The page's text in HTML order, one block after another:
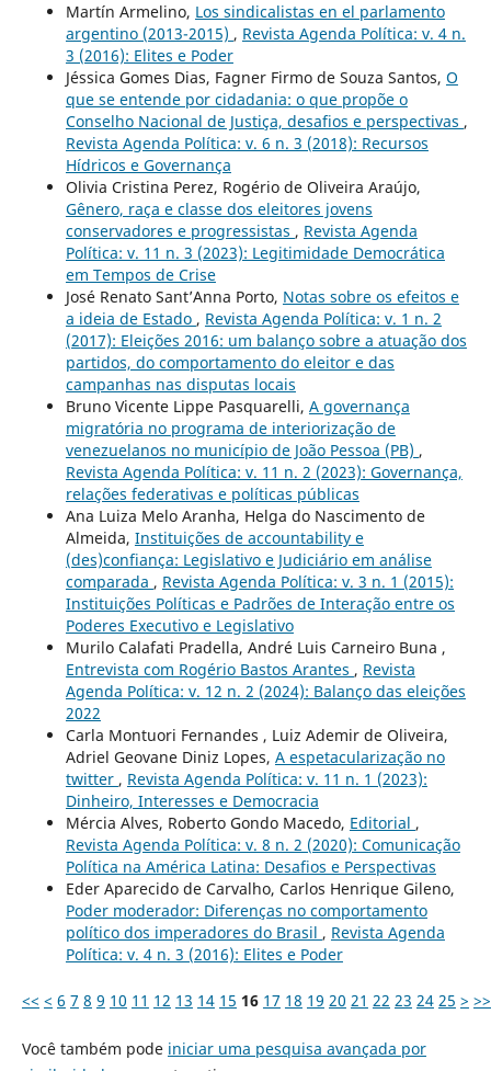
Martín Armelino, Los sindicalistas en el parlamento
argentino (2013-2015) , Revista Agenda Política: v. 4 n.
3 (2016): Elites e Poder
Jéssica Gomes Dias, Fagner Firmo de Souza Santos, O
que se entende por cidadania: o que propõe o
Conselho Nacional de Justiça, desafios e perspectivas ,
Revista Agenda Política: v. 6 n. 3 (2018): Recursos
Hídricos e Governança
Olivia Cristina Perez, Rogério de Oliveira Araújo,
Gênero, raça e classe dos eleitores jovens
conservadores e progressistas , Revista Agenda
Política: v. 11 n. 3 (2023): Legitimidade Democrática
em Tempos de Crise
José Renato Sant’Anna Porto, Notas sobre os efeitos e
a ideia de Estado , Revista Agenda Política: v. 1 n. 2
(2017): Eleições 2016: um balanço sobre a atuação dos
partidos, do comportamento do eleitor e das
campanhas nas disputas locais
Bruno Vicente Lippe Pasquarelli, A governança
migratória no programa de interiorização de
venezuelanos no município de João Pessoa (PB) ,
Revista Agenda Política: v. 11 n. 2 (2023): Governança,
relações federativas e políticas públicas
Ana Luiza Melo Aranha, Helga do Nascimento de
Almeida, Instituições de accountability e
(des)confiança: Legislativo e Judiciário em análise
comparada , Revista Agenda Política: v. 3 n. 1 (2015):
Instituições Políticas e Padrões de Interação entre os
Poderes Executivo e Legislativo
Murilo Calafati Pradella, André Luis Carneiro Buna ,
Entrevista com Rogério Bastos Arantes , Revista
Agenda Política: v. 12 n. 2 (2024): Balanço das eleições
2022
Carla Montuori Fernandes , Luiz Ademir de Oliveira,
Adriel Geovane Diniz Lopes, A espetacularização no
twitter , Revista Agenda Política: v. 11 n. 1 (2023):
Dinheiro, Interesses e Democracia
Mércia Alves, Roberto Gondo Macedo, Editorial ,
Revista Agenda Política: v. 8 n. 2 (2020): Comunicação
Política na América Latina: Desafios e Perspectivas
Eder Aparecido de Carvalho, Carlos Henrique Gileno,
Poder moderador: Diferenças no comportamento
político dos imperadores do Brasil , Revista Agenda
Política: v. 4 n. 3 (2016): Elites e Poder
<< < 6 7 8 9 10 11 12 13 14 15 16 17 18 19 20 21 22 23 24 25 > >>
Você também pode iniciar uma pesquisa avançada por